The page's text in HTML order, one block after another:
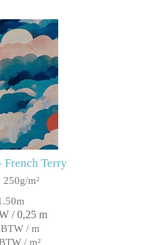
French Terry
250g/m²
/ 0,25 m
/ m
/ m²